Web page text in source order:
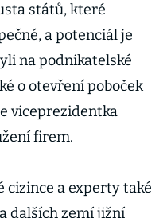
států, které
a potenciál je
na podnikatelské
o otevření poboček
viceprezidentka
firem.
cizince a experty také
dalších zemí jižní